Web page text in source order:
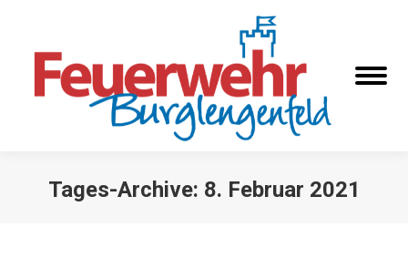
Tages-Archive: 8. Februar 2021